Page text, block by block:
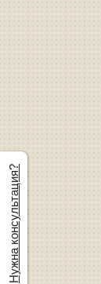
Нужна консультация?